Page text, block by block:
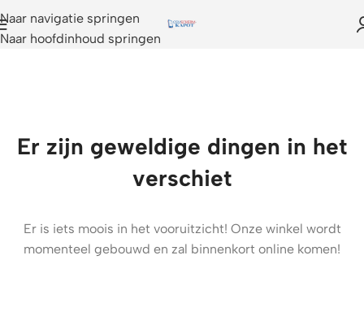
Naar navigatie springen
Naar hoofdinhoud springen
Er zijn geweldige dingen in het
verschiet
Er is iets moois in het vooruitzicht! Onze winkel wordt
momenteel gebouwd en zal binnenkort online komen!